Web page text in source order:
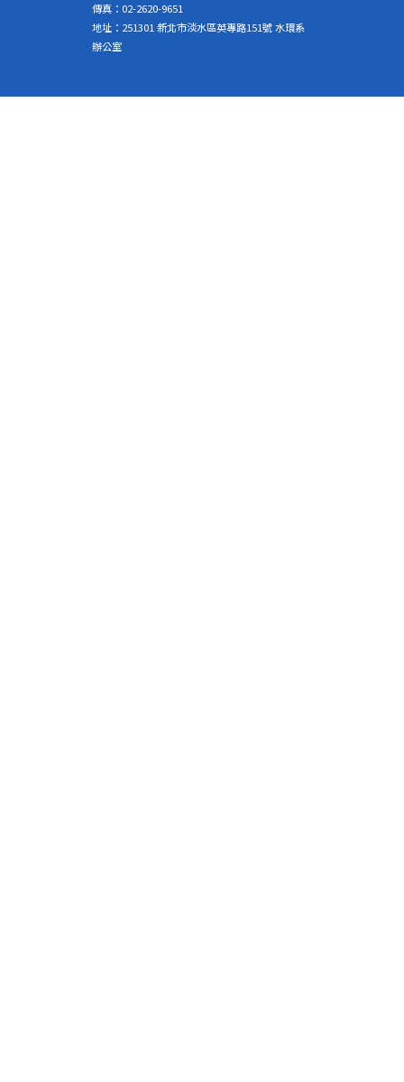
傳真：02-2620-9651
地址：251301 新北市淡水區英專路151號 水環系
辦公室